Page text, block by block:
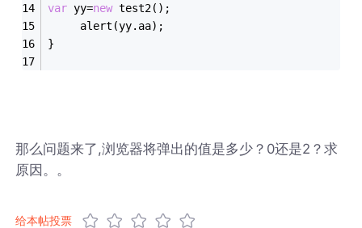
var yy=new test2();
     alert(yy.aa);
}
那么问题来了,浏览器将弹出的值是多少？0还是2？求
原因。。
给本帖投票